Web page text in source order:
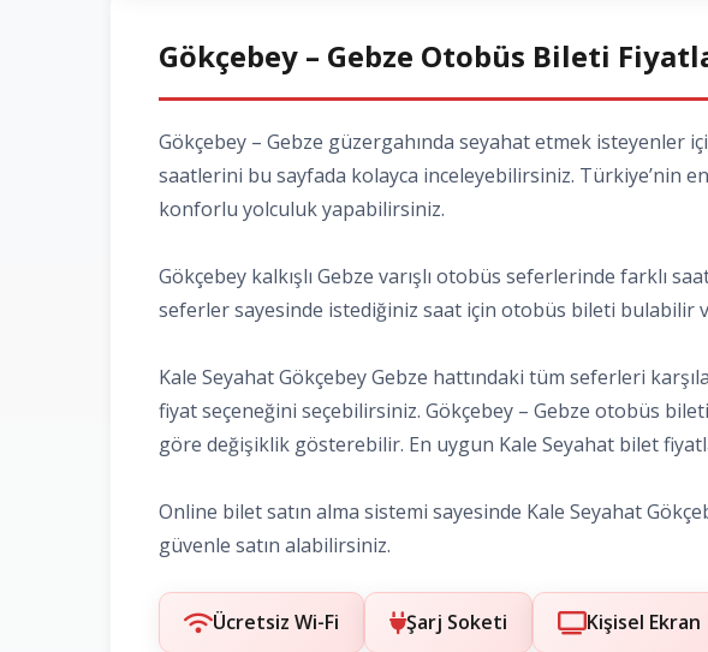
Gökçebey – Gebze Otobüs Bileti
Gökçebey – Gebze güzergahında seyahat etmek isteyenler
saatlerini bu sayfada kolayca inceleyebilirsiniz. Türkiye’nin
konforlu yolculuk yapabilirsiniz.
Gökçebey kalkışlı Gebze varışlı otobüs seferlerinde farklı
seferler sayesinde istediğiniz saat için otobüs bileti bulabilir
Kale Seyahat Gökçebey Gebze hattındaki tüm seferleri
fiyat seçeneğini seçebilirsiniz. Gökçebey – Gebze otobüs
göre değişiklik gösterebilir. En uygun Kale Seyahat bilet
Online bilet satın alma sistemi sayesinde Kale Seyahat
güvenle satın alabilirsiniz.
Ücretsiz Wi-Fi Şarj Soketi Kişisel Ekran